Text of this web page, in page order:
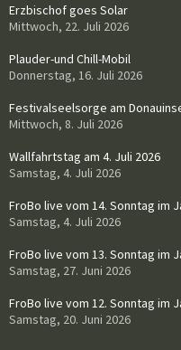
Erzbischof goes Solar
Mittwoch, 22. Juli 2026
Plauder-und Chill-Mobil
Donnerstag, 16. Juli 2026
Festivalseelsorge am
Mittwoch, 8. Juli 2026
Wallfahrtstag am 4. Juli 2026
Samstag, 4. Juli 2026
FroBo live vom 14. Sonntag im
Samstag, 4. Juli 2026
FroBo live vom 13. Sonntag im
Samstag, 27. Juni 2026
FroBo live vom 12. Sonntag im
Samstag, 20. Juni 2026